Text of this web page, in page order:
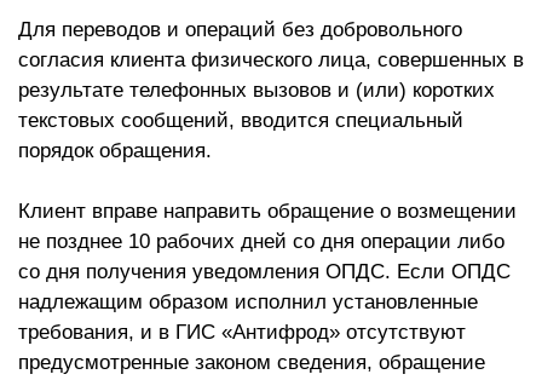
Для переводов и операций без добровольного
согласия клиента физического лица, совершенных в
результате телефонных вызовов и (или) коротких
текстовых сообщений, вводится специальный
порядок обращения.
Клиент вправе направить обращение о возмещении
не позднее 10 рабочих дней со дня операции либо
со дня получения уведомления ОПДС. Если ОПДС
надлежащим образом исполнил установленные
требования, и в ГИС «Антифрод» отсутствуют
предусмотренные законом сведения, обращение